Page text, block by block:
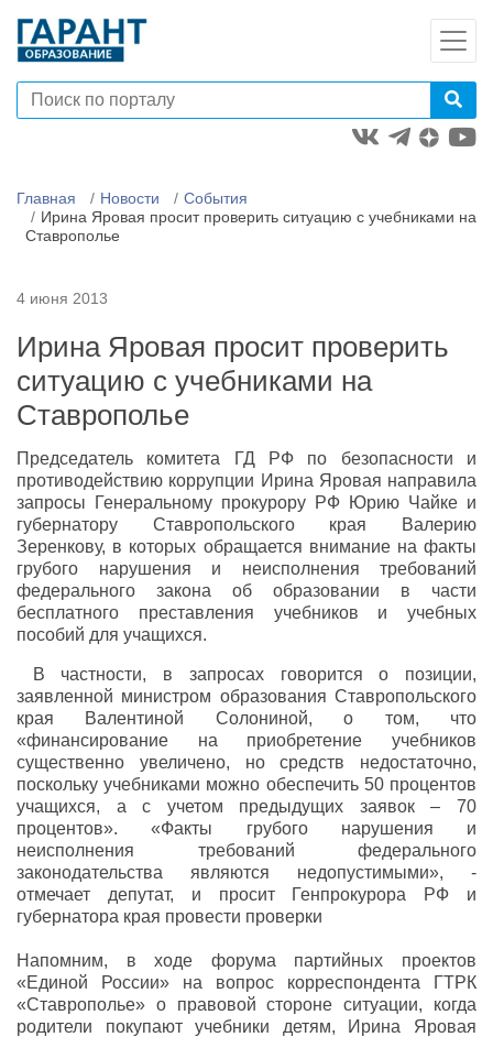
Главная Новости
События
Ирина Яровая просит проверить ситуацию с учебниками на
Ставрополье
4 июня 2013
Ирина Яровая просит проверить
ситуацию с учебниками на
Ставрополье
Председатель комитета ГД РФ по безопасности и
противодействию коррупции Ирина Яровая направила
запросы Генеральному прокурору РФ Юрию Чайке и
губернатору Ставропольского края Валерию
Зеренкову, в которых обращается внимание на факты
грубого нарушения и неисполнения требований
федерального закона об образовании в части
бесплатного преставления учебников и учебных
пособий для учащихся.
В частности, в запросах говорится о позиции,
заявленной министром образования Ставропольского
края Валентиной Солониной, о том, что
«финансирование на приобретение учебников
существенно увеличено, но средств недостаточно,
поскольку учебниками можно обеспечить 50 процентов
учащихся, а с учетом предыдущих заявок – 70
процентов». «Факты грубого нарушения и
неисполнения требований федерального
законодательства являются недопустимыми», -
отмечает депутат, и просит Генпрокурора РФ и
губернатора края провести проверки
Напомним, в ходе форума партийных проектов
«Единой России» на вопрос корреспондента ГТРК
«Ставрополье» о правовой стороне ситуации, когда
родители покупают учебники детям, Ирина Яровая